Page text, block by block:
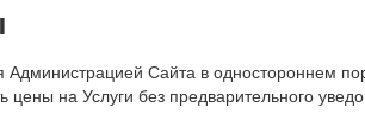
Администрацией Сайта в одностороннем
цены на Услуги без предварительного